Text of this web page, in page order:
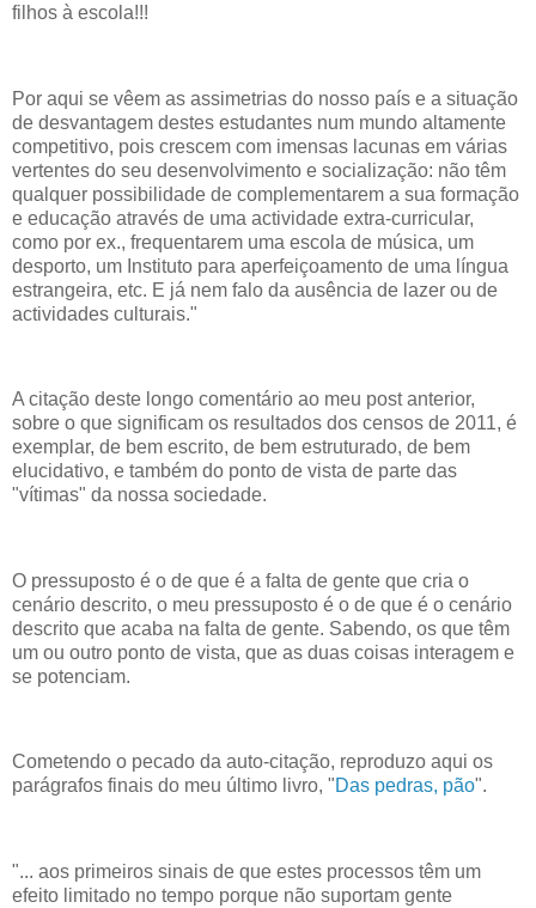
filhos à escola!!!
Por aqui se vêem as assimetrias do nosso país e a situação
de desvantagem destes estudantes num mundo altamente
competitivo, pois crescem com imensas lacunas em várias
vertentes do seu desenvolvimento e socialização: não têm
qualquer possibilidade de complementarem a sua formação
e educação através de uma actividade extra-curricular,
como por ex., frequentarem uma escola de música, um
desporto, um Instituto para aperfeiçoamento de uma língua
estrangeira, etc. E já nem falo da ausência de lazer ou de
actividades culturais."
A citação deste longo comentário ao meu post anterior,
sobre o que significam os resultados dos censos de 2011, é
exemplar, de bem escrito, de bem estruturado, de bem
elucidativo, e também do ponto de vista de parte das
"vítimas" da nossa sociedade.
O pressuposto é o de que é a falta de gente que cria o
cenário descrito, o meu pressuposto é o de que é o cenário
descrito que acaba na falta de gente. Sabendo, os que têm
um ou outro ponto de vista, que as duas coisas interagem e
se potenciam.
Cometendo o pecado da auto-citação, reproduzo aqui os
parágrafos finais do meu último livro, "Das pedras, pão".
"... aos primeiros sinais de que estes processos têm um
efeito limitado no tempo porque não suportam gente